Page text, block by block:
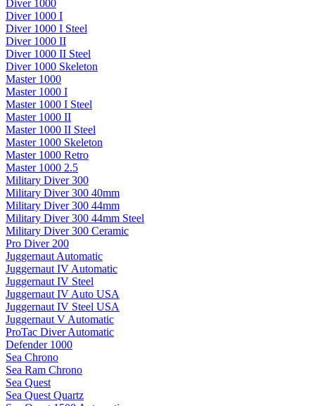
Diver 1000
Diver 1000 I
Diver 1000 I Steel
Diver 1000 II
Diver 1000 II Steel
Diver 1000 Skeleton
Master 1000
Master 1000 I
Master 1000 I Steel
Master 1000 II
Master 1000 II Steel
Master 1000 Skeleton
Master 1000 Retro
Master 1000 2.5
Military Diver 300
Military Diver 300 40mm
Military Diver 300 44mm
Military Diver 300 44mm Steel
Military Diver 300 Ceramic
Pro Diver 200
Juggernaut Automatic
Juggernaut IV Automatic
Juggernaut IV Steel
Juggernaut IV Auto USA
Juggernaut IV Steel USA
Juggernaut V Automatic
ProTac Diver Automatic
Defender 1000
Sea Chrono
Sea Ram Chrono
Sea Quest
Sea Quest Quartz